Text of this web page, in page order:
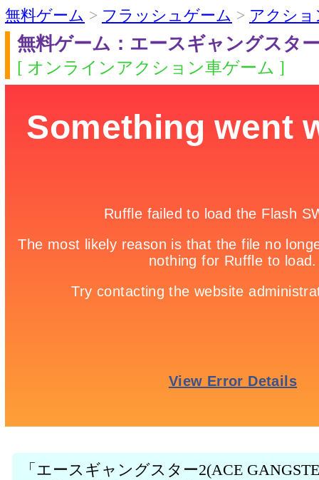
無料ゲーム > フラッシュゲーム > アクショ
無料ゲーム：エースギャングスタ
[ オンラインアクション車ゲーム ]
「エースギャングスター2(ACE